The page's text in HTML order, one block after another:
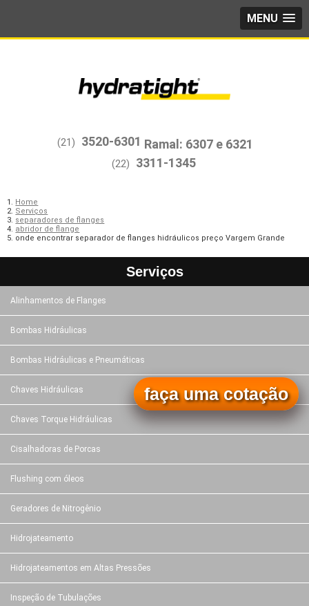
MENU
(21) 3520-6301
(22) 3311-1345
Home
Serviços
separadores de flanges
abridor de flange
onde encontrar separador de flanges hidráulicos preço Vargem Grande
Serviços
Alinhamentos de Flanges
Bombas Hidráulicas
Bombas Hidráulicas e Pneumáticas
Chaves Hidráulicas
Chaves Torque Hidráulicas
Cisalhadoras de Porcas
Flushing com óleos
Geradores de Nitrogênio
Hidrojateamento
Hidrojateamentos em Altas Pressões
Inspeção de Tubulações
faça uma cotação